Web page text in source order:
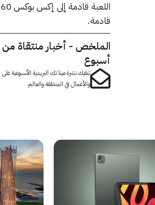
قادمة.
الملخص - أخبار منتقاة
أسبوع
تبقيك نشرة مينا تك البريدية الأسبوعية
والأعمال في المنطقة والعالم.